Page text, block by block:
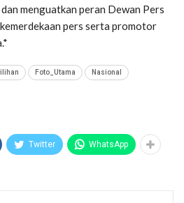
menguatkan peran Dewan Pers
pers serta promotor
Foto_Utama Nasional
Twitter WhatsApp